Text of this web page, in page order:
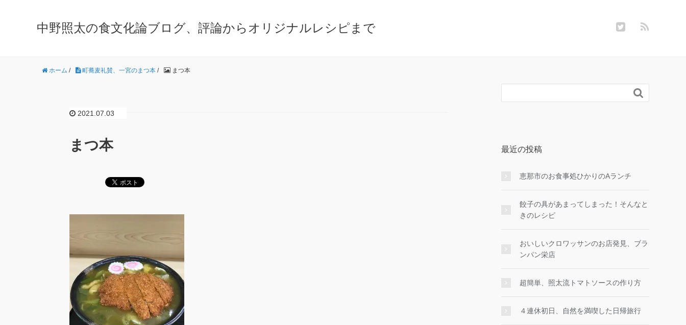
中野照太の食文化論ブログ、評論からオリジナルレシピまで
ホーム / 町蕎麦礼賛、一宮のまつ本 / まつ本
2021.07.03
まつ本

最近の投稿
恵那市のお食事処ひかりのAランチ
餃子の具があまってしまった！そんなと
きのレシピ
おいしいクロワッサンのお店発見、ブラ
ンパン栄店
超簡単、照太流トマトソースの作り方
４連休初日、自然を満喫した日帰旅行